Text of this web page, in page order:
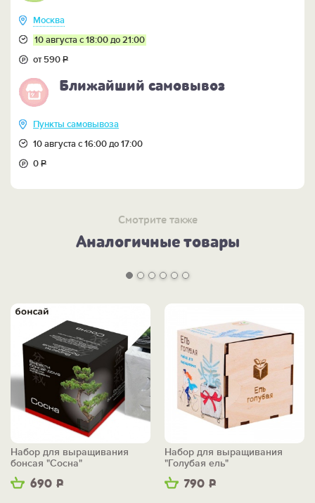
Москва
10 августа с 18:00 до 21:00
от 590Р
Ближайший самовывоз
Пункты самовывоза
10 августа с 16:00 до 17:00
0Р
Смотрите также
Аналогичные товары
690 Р
Набор для выращивания
бонсая "Сосна"
790 Р
Набор для выращивания
"Голубая ель"